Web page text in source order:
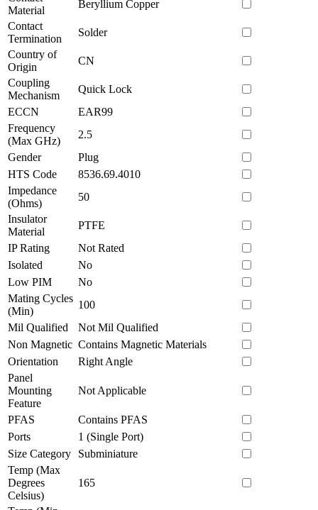
Material
Beryllium Copper
Contact
Termination
Solder
Country of
Origin
CN
Coupling
Mechanism
Quick Lock
ECCN
EAR99
Frequency
(Max GHz)
2.5
Gender
Plug
HTS Code
8536.69.4010
Impedance
(Ohms)
50
Insulator
Material
PTFE
IP Rating
Not Rated
Isolated
No
Low PIM
No
Mating Cycles
(Min)
100
Mil Qualified
Not Mil Qualified
Non Magnetic Contains Magnetic Materials
Orientation
Right Angle
Panel
Mounting
Feature
Not Applicable
PFAS
Contains PFAS
Ports
1 (Single Port)
Size Category
Subminiature
Temp (Max
Degrees
Celsius)
165